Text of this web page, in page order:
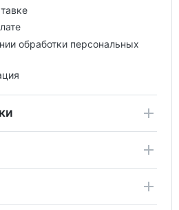
обработки персональных